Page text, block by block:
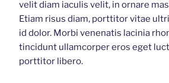
velit diam iaculis velit, in ornare
Etiam risus diam, porttitor vitae
id dolor. Morbi venenatis lacinia
tincidunt ullamcorper eros eget
porttitor libero.